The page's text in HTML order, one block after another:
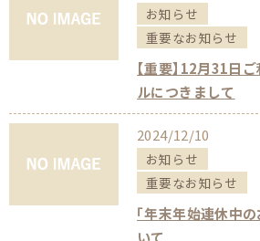
お知らせ
重要なお知らせ
【重要】12月31日
ルにつきまして
2024/12/10
お知らせ
重要なお知らせ
「年末年始連休中
いて